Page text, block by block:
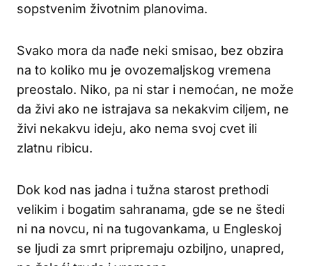
sopstvenim životnim planovima.
Svako mora da nađe neki smisao, bez obzira
na to koliko mu je ovozemaljskog vremena
preostalo. Niko, pa ni star i nemoćan, ne može
da živi ako ne istrajava sa nekakvim ciljem, ne
živi nekakvu ideju, ako nema svoj cvet ili
zlatnu ribicu.
Dok kod nas jadna i tužna starost prethodi
velikim i bogatim sahranama, gde se ne štedi
ni na novcu, ni na tugovankama, u Engleskoj
se ljudi za smrt pripremaju ozbiljno, unapred,